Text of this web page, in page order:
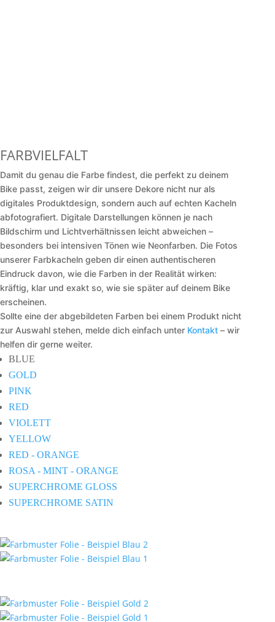
FARBVIELFALT
Damit du genau die Farbe findest, die perfekt zu deinem
Bike passt, zeigen wir dir unsere Dekore nicht nur als
digitales Produktdesign, sondern auch auf echten Kacheln
abfotografiert. Digitale Darstellungen können je nach
Bildschirm und Lichtverhältnissen leicht abweichen –
besonders bei intensiven Tönen wie Neonfarben. Die Fotos
unserer Farbkacheln geben dir einen authentischeren
Eindruck davon, wie die Farben in der Realität wirken:
kräftig, klar und exakt so, wie sie später auf deinem Bike
erscheinen.
Sollte eine der abgebildeten Farben bei einem Produkt nicht
zur Auswahl stehen, melde dich einfach unter Kontakt – wir
helfen dir gerne weiter.
BLUE
GOLD
PINK
RED
VIOLETT
YELLOW
RED - ORANGE
ROSA - MINT - ORANGE
SUPERCHROME GLOSS
SUPERCHROME SATIN